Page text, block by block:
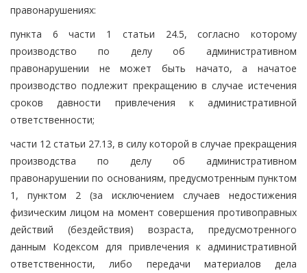
правонарушениях:
пункта 6 части 1 статьи 24.5, согласно которому
производство по делу об административном
правонарушении не может быть начато, а начатое
производство подлежит прекращению в случае истечения
сроков давности привлечения к административной
ответственности;
части 12 статьи 27.13, в силу которой в случае прекращения
производства по делу об административном
правонарушении по основаниям, предусмотренным пунктом
1, пунктом 2 (за исключением случаев недостижения
физическим лицом на момент совершения противоправных
действий (бездействия) возраста, предусмотренного
данным Кодексом для привлечения к административной
ответственности, либо передачи материалов дела